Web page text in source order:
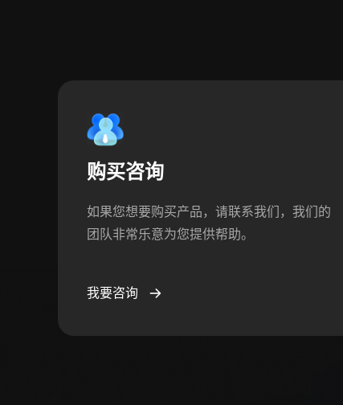
购买咨询
如果您想要购买产品，请联系我们，我们的
团队非常乐意为您提供帮助。
我要咨询